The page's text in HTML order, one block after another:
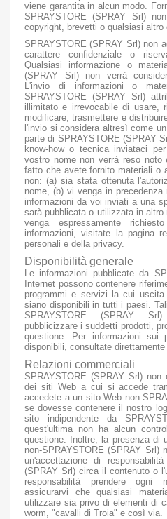
viene garantita in alcun modo.
SPRAYSTORE (SPRAY Srl)
copyright, brevetti o qualsiasi
SPRAYSTORE (SPRAY Srl) non
carattere confidenziale o
Qualsiasi informazione o
(SPRAY Srl) non verrà
L'invio di informazioni o
SPRAYSTORE (SPRAY Srl)
illimitato e irrevocabile di usare,
modificare, trasmettere e
l'invio si considera altresì come
parte di SPRAYSTORE (SPRAY
know-how o tecnica inviataci
vostro nome non verrà reso noto
fatto che avete fornito materiali o
non: (a) sia stata ottenuta
nome, (b) vi venga in
informazioni da voi inviati a una
sarà pubblicata o utilizzata in
venga espressamente
informazioni, visitate la pagina
personali e della privacy.
Disponibilità generale
Le informazioni pubblicate da
Internet possono contenere
programmi e servizi la cui
siano disponibili in tutti i paesi.
SPRAYSTORE (SPRAY
pubblicizzare i suddetti prodotti,
questione. Per informazioni sui
disponibili, consultate
Relazioni commerciali
SPRAYSTORE (SPRAY Srl)
dei siti Web a cui si accede
accedete a un sito Web non-
se dovesse contenere il nostro
sito indipendente da
quest'ultima non ha alcun
questione. Inoltre, la presenza di
non-SPRAYSTORE (SPRAY Srl)
un'accettazione di
(SPRAY Srl) circa il contenuto o
responsabilità prendere ogni
assicurarvi che qualsiasi
utilizzare sia privo di elementi di
worm, "cavalli di Troia" e così via.